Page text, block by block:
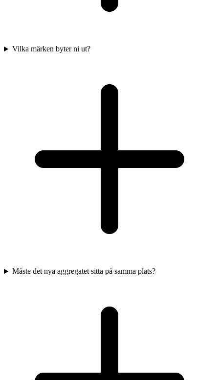
Vilka märken byter ni ut?
Måste det nya aggregatet sitta på samma plats?